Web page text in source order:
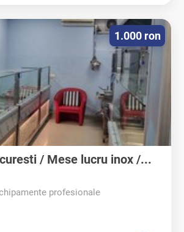
/ Mese lucru inox /...
profesionale
1.000 ron